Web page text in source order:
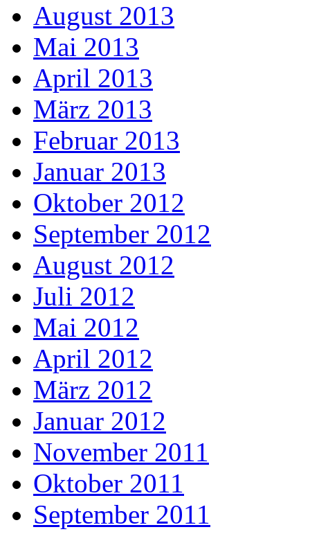
August 2013
Mai 2013
April 2013
März 2013
Februar 2013
Januar 2013
Oktober 2012
September 2012
August 2012
Juli 2012
Mai 2012
April 2012
März 2012
Januar 2012
November 2011
Oktober 2011
September 2011